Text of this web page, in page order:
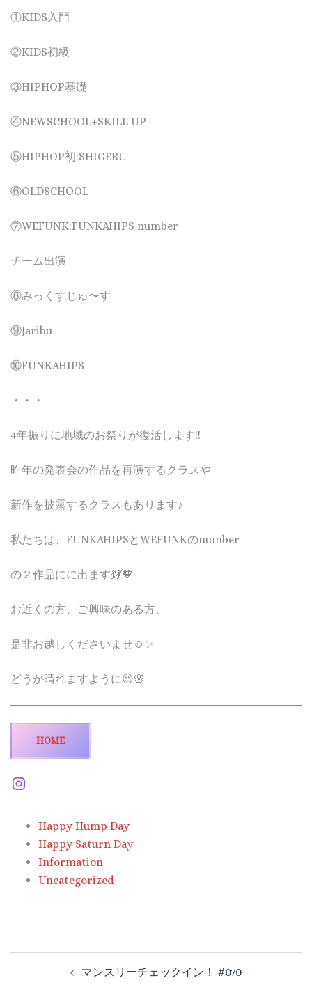
①KIDS入門
②KIDS初級
③HIPHOP基礎
④NEWSCHOOL+SKILL UP
⑤HIPHOP初:SHIGERU
⑥OLDSCHOOL
⑦WEFUNK:FUNKAHIPS number
チーム出演
⑧みっくすじゅ〜す
⑨Jaribu
⑩FUNKAHIPS
・・・
4年振りに地域のお祭りが復活します!!
昨年の発表会の作品を再演するクラスや
新作を披露するクラスもあります♪
私たちは、FUNKAHIPSとWEFUNKのnumber
の２作品にに出ます💃💃🧡
お近くの方、ご興味のある方、
是非お越しくださいませ☺️✨
どうか晴れますように😌🌸
HOME
Happy Hump Day
Happy Saturn Day
Information
Uncategorized
マンスリーチェックイン！ #070